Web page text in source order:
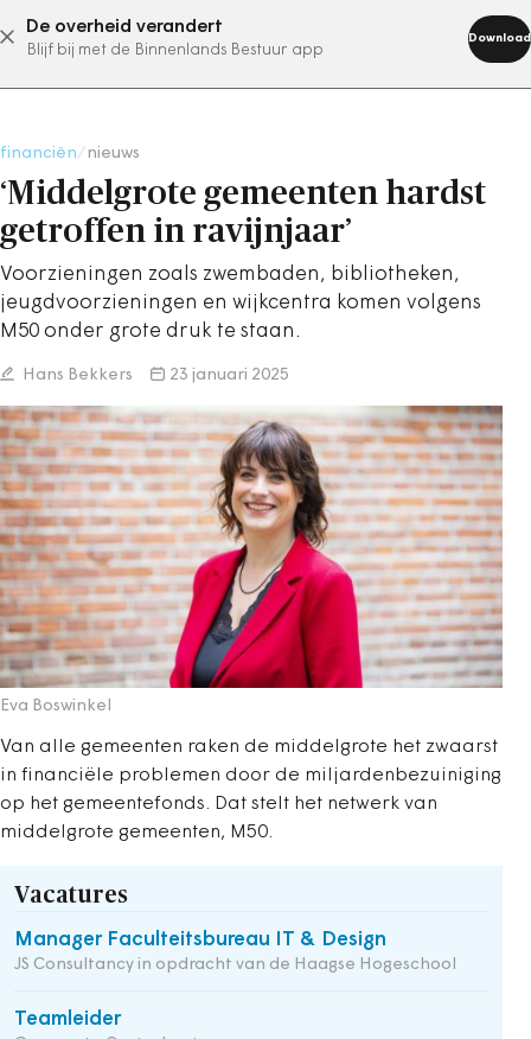
De overheid verandert
Blijf bij met de Binnenlands Bestuur app
Download
abonneer nu
financiën nieuws
‘Middelgrote gemeenten hardst
getroffen in ravijnjaar’
Voorzieningen zoals zwembaden, bibliotheken,
jeugdvoorzieningen en wijkcentra komen volgens
M50 onder grote druk te staan.
Hans Bekkers 23 januari 2025
Eva Boswinkel
Van alle gemeenten raken de middelgrote het zwaarst
in financiële problemen door de miljardenbezuiniging
op het gemeentefonds. Dat stelt het netwerk van
middelgrote gemeenten, M50.
Vacatures
Manager Faculteitsbureau IT & Design
JS Consultancy in opdracht van de Haagse Hogeschool
Teamleider